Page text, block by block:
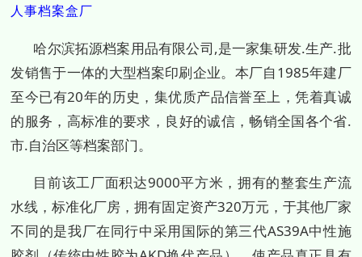
人事档案盒厂
哈尔滨拓源档案用品有限公司,是一家集研发.生产.批
发销售于一体的大型档案印刷企业。本厂自1985年建厂
至今已有20年的历史，集优质产品信誉至上，凭着真诚
的服务，高标准的要求，良好的诚信，畅销全国各个省.
市.自治区等档案部门。
目前该工厂面积达9000平方米，拥有的整套生产流
水线，标准化厂房，拥有固定资产320万元，于其他厂家
不同的是我厂在同行中采用国际的第三代AS39A中性施